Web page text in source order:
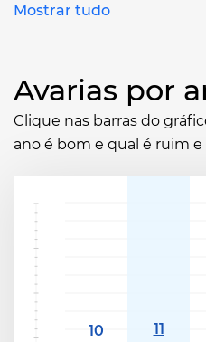
Mostrar tudo
Avarias por
Clique nas barras do
ano é bom e qual é ruim